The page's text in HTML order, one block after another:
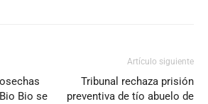
Bio se
Artículo siguiente
Tribunal rechaza prisión
preventiva de tío abuelo de